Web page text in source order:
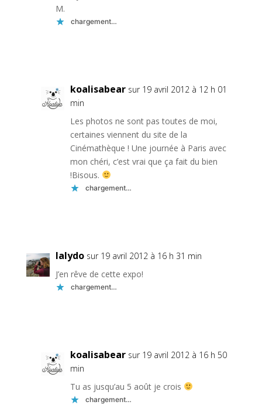
M.
chargement…
koalisabear sur 19 avril 2012 à 12 h 01
min
Les photos ne sont pas toutes de moi,
certaines viennent du site de la
Cinémathèque ! Une journée à Paris avec
mon chéri, c’est vrai que ça fait du bien
!Bisous.
chargement…
lalydo sur 19 avril 2012 à 16 h 31 min
J’en rêve de cette expo!
chargement…
koalisabear sur 19 avril 2012 à 16 h 50
min
Tu as jusqu’au 5 août je crois
chargement…